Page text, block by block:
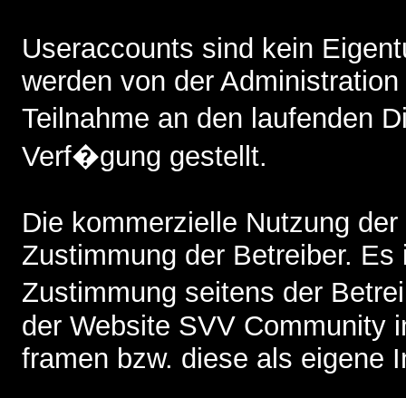
Useraccounts sind kein
werden von der
Teilnahme an den laufenden
Verf�gung gestellt.
Die kommerzielle Nutzung
Zustimmung der Betreiber.
Zustimmung seitens der
der Website SVV Community
framen bzw. diese als eigene